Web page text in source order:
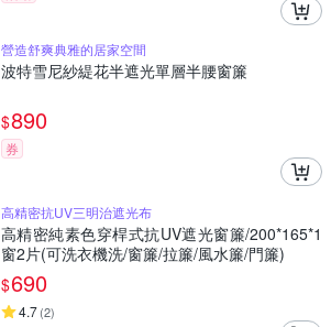
營造舒爽典雅的居家空間
波特雪尼紗緹花半遮光單層半腰窗簾
$890
券
高精密抗UV三明治遮光布
高精密純素色穿桿式抗UV遮光窗簾/200*165*1
窗2片(可洗衣機洗/窗簾/拉簾/風水簾/門簾)
$690
4.7(2)